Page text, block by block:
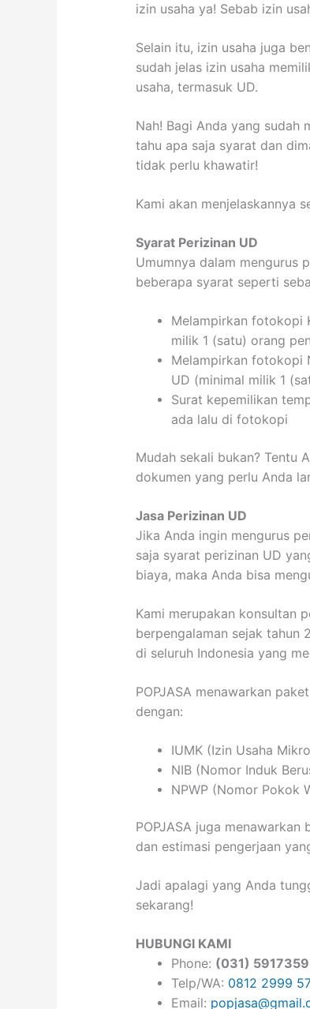
izin usaha ya! Sebab izin
Selain itu, izin usaha juga
sudah jelas izin usaha
usaha, termasuk UD.
Nah! Bagi Anda yang sudah
tahu apa saja syarat dan
tidak perlu khawatir!
Kami akan menjelaskannya
Syarat Perizinan UD
Umumnya dalam mengurus
beberapa syarat seperti
Melampirkan fotokopi
milik 1 (satu) orang
Melampirkan fotokopi
UD (minimal milik 1
Surat kepemilikan
ada lalu di fotokopi
Mudah sekali bukan? Tentu
dokumen yang perlu Anda
Jasa Perizinan UD
Jika Anda ingin mengurus
saja syarat perizinan UD
biaya, maka Anda bisa
Kami merupakan konsultan
berpengalaman sejak tahun
di seluruh Indonesia yang
POPJASA menawarkan
dengan:
IUMK (Izin Usaha
NIB (Nomor Induk
NPWP (Nomor Pokok
POPJASA juga
dan estimasi pengerjaan
Jadi apalagi yang Anda
sekarang!
HUBUNGI KAMI
Phone: (031) 5917359
Telp/WA: 0812 2999
Email: